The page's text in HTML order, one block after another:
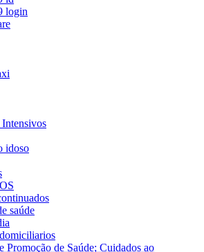
login
idoso
saúde
Promoção de Saúde; Cuidados ao